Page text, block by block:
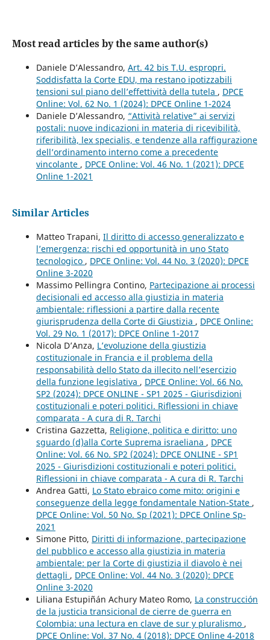
Most read articles by the same author(s)
Daniele D’Alessandro, Art. 42 bis T.U. espropri.
Soddisfatta la Corte EDU, ma restano ipotizzabili
tensioni sul piano dell’effettività della tutela , DPCE
Online: Vol. 62 No. 1 (2024): DPCE Online 1-2024
Daniele D’Alessandro, “Attività relative” ai servizi
postali: nuove indicazioni in materia di ricevibilità,
riferibilità, lex specialis, e tendenze alla raffigurazione
dell’ordinamento interno come a precedente
vincolante , DPCE Online: Vol. 46 No. 1 (2021): DPCE
Online 1-2021
Similar Articles
Matteo Trapani, Il diritto di accesso generalizzato e
l’emergenza: rischi ed opportunità in uno Stato
tecnologico , DPCE Online: Vol. 44 No. 3 (2020): DPCE
Online 3-2020
Massimo Pellingra Contino, Partecipazione ai processi
decisionali ed accesso alla giustizia in materia
ambientale: riflessioni a partire dalla recente
giurisprudenza della Corte di Giustizia , DPCE Online:
Vol. 29 No. 1 (2017): DPCE Online 1-2017
Nicola D’Anza, L’evoluzione della giustizia
costituzionale in Francia e il problema della
responsabilità dello Stato da illecito nell’esercizio
della funzione legislativa , DPCE Online: Vol. 66 No.
SP2 (2024): DPCE ONLINE - SP1 2025 - Giurisdizioni
costituzionali e poteri politici. Riflessioni in chiave
comparata - A cura di R. Tarchi
Cristina Gazzetta, Religione, politica e diritto: uno
sguardo (d)alla Corte Suprema israeliana , DPCE
Online: Vol. 66 No. SP2 (2024): DPCE ONLINE - SP1
2025 - Giurisdizioni costituzionali e poteri politici.
Riflessioni in chiave comparata - A cura di R. Tarchi
Andrea Gatti, Lo Stato ebraico come mito: origini e
conseguenze della legge fondamentale Nation-State ,
DPCE Online: Vol. 50 No. Sp (2021): DPCE Online Sp-
2021
Simone Pitto, Diritti di informazione, partecipazione
del pubblico e accesso alla giustizia in materia
ambientale: per la Corte di giustizia il diavolo è nei
dettagli , DPCE Online: Vol. 44 No. 3 (2020): DPCE
Online 3-2020
Liliana Estupiñán Achury Mateo Romo, La construcción
de la justicia transicional de cierre de guerra en
Colombia: una lectura en clave de sur y pluralismo ,
DPCE Online: Vol. 37 No. 4 (2018): DPCE Online 4-2018